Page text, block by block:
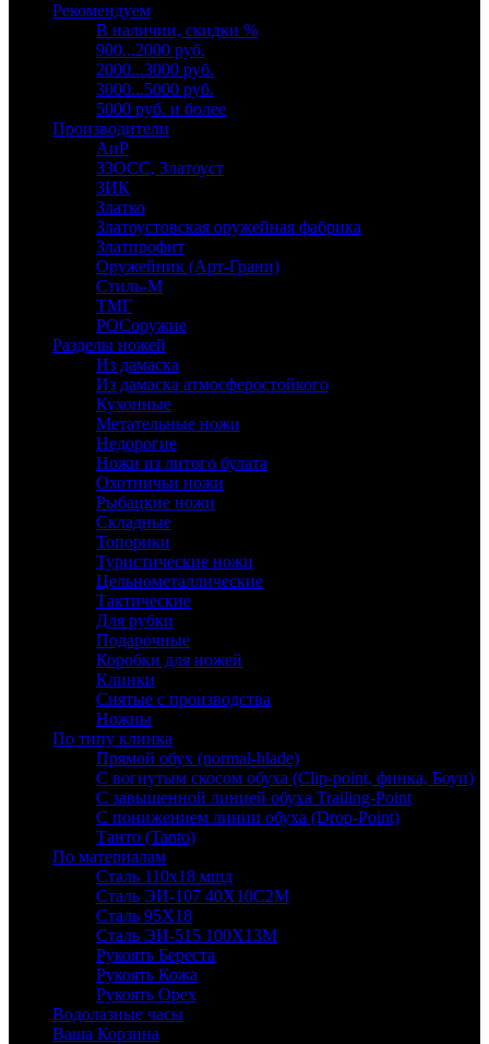
Рекомендуем
В наличии, скидки %
900...2000 руб.
2000...3000 руб.
3000...5000 руб.
5000 руб. и более
Производители
АиР
ЗЗОСС, Златоуст
ЗИК
Златко
Златоустовская оружейная фабрика
Златпрофит
Оружейник (Арт-Грани)
Стиль-М
ТМГ
РОСоружие
Разделы ножей
Из дамаска
Из дамаска атмосферостойкого
Кухонные
Метательные ножи
Недорогие
Ножи из литого булата
Охотничьи ножи
Рыбацкие ножи
Складные
Топорики
Туристические ножи
Цельнометаллические
Тактические
Для рубки
Подарочные
Коробки для ножей
Клинки
Снятые с производства
Ножны
По типу клинка
Прямой обух (normal-blade)
С вогнутым скосом обуха (Clip-point, финка, Боуи)
С завышенной линией обуха Trailing-Point
С понижением линии обуха (Drop-Point)
Танто (Tanto)
По материалам
Сталь 110х18 мшд
Сталь ЭИ-107 40Х10С2М
Сталь 95Х18
Сталь ЭИ-515 100Х13М
Рукоять Береста
Рукоять Кожа
Рукоять Орех
Водолазные часы
Ваша Корзина